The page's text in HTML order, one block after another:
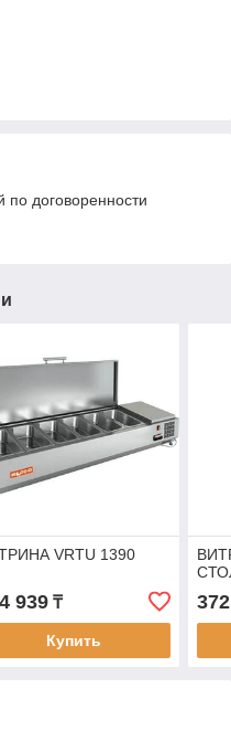
по договоренности
VRTU 1390
939₸
Купить